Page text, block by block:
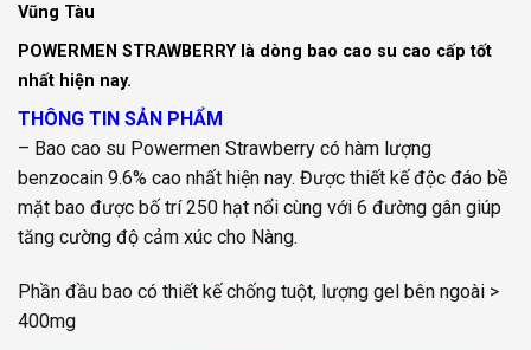
Vũng Tàu
POWERMEN STRAWBERRY là dòng bao cao su cao cấp tốt
nhất hiện nay.
THÔNG TIN SẢN PHẨM
– Bao cao su Powermen Strawberry có hàm lượng
benzocain 9.6% cao nhất hiện nay. Được thiết kế độc đáo bề
mặt bao được bố trí 250 hạt nổi cùng với 6 đường gân giúp
tăng cường độ cảm xúc cho Nàng.
Phần đầu bao có thiết kế chống tuột, lượng gel bên ngoài >
400mg